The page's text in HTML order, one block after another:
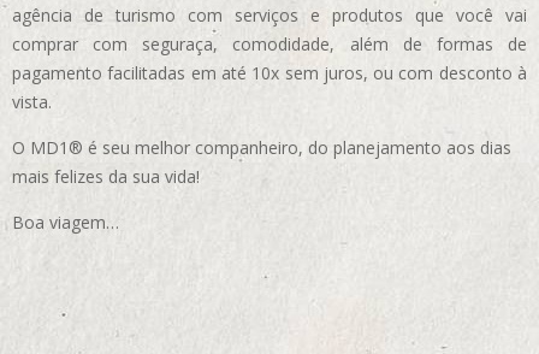
agência de turismo com serviços e produtos que você vai
comprar com seguraça, comodidade, além de formas de
pagamento facilitadas em até 10x sem juros, ou com desconto à
vista.
O MD1® é seu melhor companheiro, do planejamento aos dias
mais felizes da sua vida!
Boa viagem…